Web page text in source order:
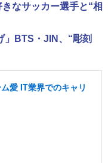
なサッカー選手と“相
」BTS・JIN、“彫刻
愛 IT業界でのキャリ